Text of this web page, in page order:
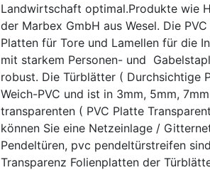
Landwirtschaft optimal.Produkte wie
der Marbex GmbH aus Wesel. Die
Platten für Tore und Lamellen für die
mit starkem Personen- und
robust. Die Türblätter ( Durchsichtige
Weich-PVC und ist in 3mm, 5mm,
transparenten ( PVC Platte
können Sie eine Netzeinlage /
Pendeltüren, pvc pendeltürstreifen
Transparenz Folienplatten der